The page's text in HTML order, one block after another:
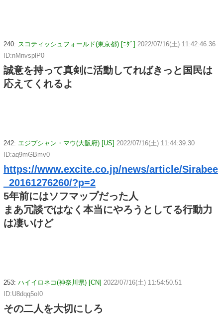
240: スコティッシュフォールド(東京都) [ﾆﾀﾞ] 2022/07/16(土) 11:42:46.36
ID:nMnvsplP0
誠意を持って真剣に活動してればきっと国民は
応えてくれるよ
242: エジプシャン・マウ(大阪府) [US] 2022/07/16(土) 11:44:39.30
ID:aq9mGBmv0
https://www.excite.co.jp/news/article/Sirabee
_20161276260/?p=2
5年前にはソフマップだった人
まあ冗談ではなく本当にやろうとしてる行動力
は凄いけど
253: ハイイロネコ(神奈川県) [CN] 2022/07/16(土) 11:54:50.51
ID:U8dqq5oI0
その二人を大切にしろ